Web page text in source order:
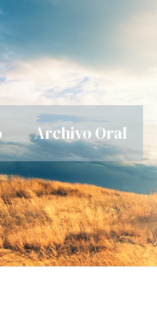
Archivo Oral